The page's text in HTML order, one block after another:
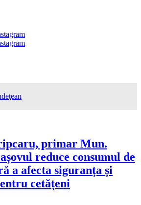
primar Mun.
reduce consumul de
a afecta siguranța și
cetățeni